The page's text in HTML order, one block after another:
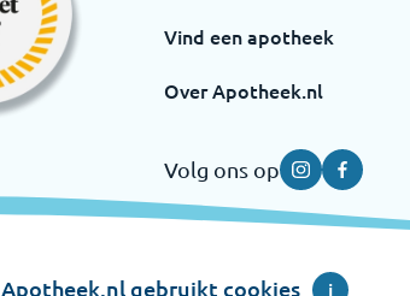
Vind een apotheek
Over Apotheek.nl
Volg ons op InstagramFacebook
Apotheek.nl gebruikt cookies i